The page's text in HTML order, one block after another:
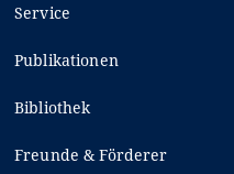
Service
Publikationen
Bibliothek
Freunde & Förderer